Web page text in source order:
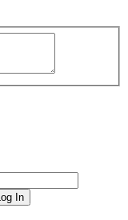
Log In